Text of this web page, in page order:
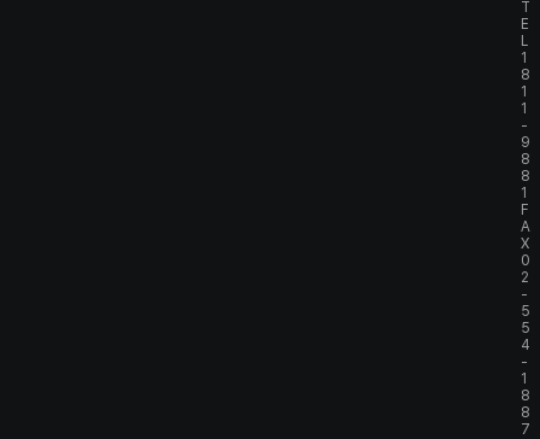
T
E
L
1
8
1
1
-
9
8
8
1
F
A
X
0
2
-
5
5
4
-
1
8
8
7